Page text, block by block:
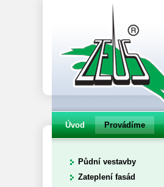
Úvod Provádíme
Půdní vestavby
Zateplení fasád